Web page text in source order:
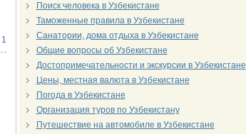
1
Поиск человека в Узбекистане
Таможенные правила в Узбекистане
Санатории, дома отдыха в Узбекистане
Общие вопросы об Узбекистане
Достопримечательности и экскурсии в Узбекистане
Цены, местная валюта в Узбекистане
Погода в Узбекистане
Организация туров по Узбекистану
Путешествие на автомобиле в Узбекистане